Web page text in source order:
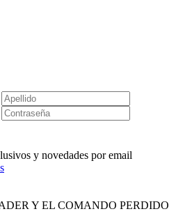
y novedades por email